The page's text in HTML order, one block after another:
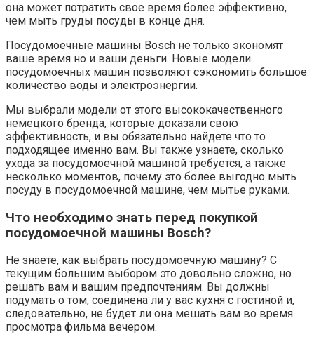
она может потратить свое время более эффективно,
чем мыть груды посуды в конце дня.
Посудомоечные машины Bosch не только экономят
ваше время но и ваши деньги. Новые модели
посудомоечных машин позволяют сэкономить большое
количество воды и электроэнергии.
Мы выбрали модели от этого высококачественного
немецкого бренда, которые доказали свою
эффективность, и вы обязательно найдете что то
подходящее именно вам. Вы также узнаете, сколько
ухода за посудомоечной машиной требуется, а также
несколько моментов, почему это более выгодно мыть
посуду в посудомоечной машине, чем мытье руками.
Что необходимо знать перед покупкой
посудомоечной машины Bosch?
Не знаете, как выбрать посудомоечную машину? С
текущим большим выбором это довольно сложно, но
решать вам и вашим предпочтениям. Вы должны
подумать о том, соединена ли у вас кухня с гостиной и,
следовательно, не будет ли она мешать вам во время
просмотра фильма вечером.